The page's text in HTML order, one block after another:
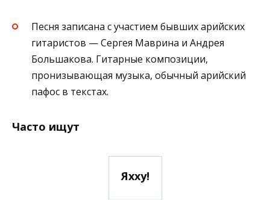
Песня записана с участием бывших арийских
гитаристов — Сергея Маврина и Андрея
Большакова. Гитарные композиции,
пронизывающая музыка, обычный арийский
пафос в текстах.
Часто ищут
Яхху!